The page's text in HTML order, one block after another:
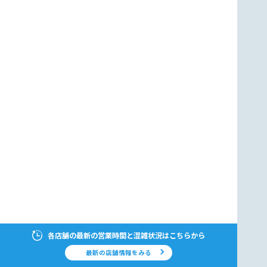
各店舗の最新の営業時間と混雑状況はこちらから
最新の店舗情報をみる